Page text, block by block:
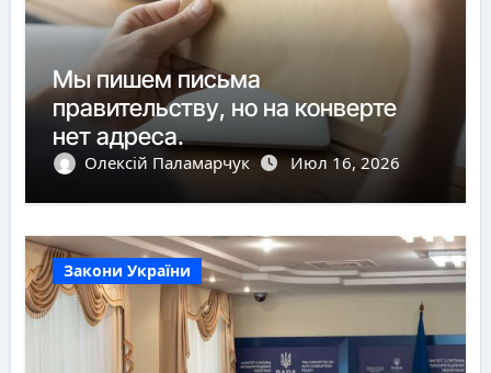
Мы пишем письма
правительству, но на конверте
нет адреса.
Олексій Паламарчук Июл 16, 2026
Закони України